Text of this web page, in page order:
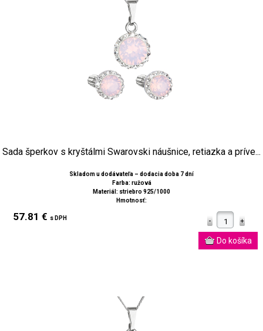
Sada šperkov s kryštálmi Swarovski náušnice, retiazka a príve...
Skladom u dodávateľa – dodacia doba 7 dní
Farba: ružová
Materiál: striebro 925/1000
Hmotnosť:
57.81 € s DPH